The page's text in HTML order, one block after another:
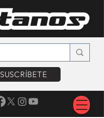
SUSCRÍBETE